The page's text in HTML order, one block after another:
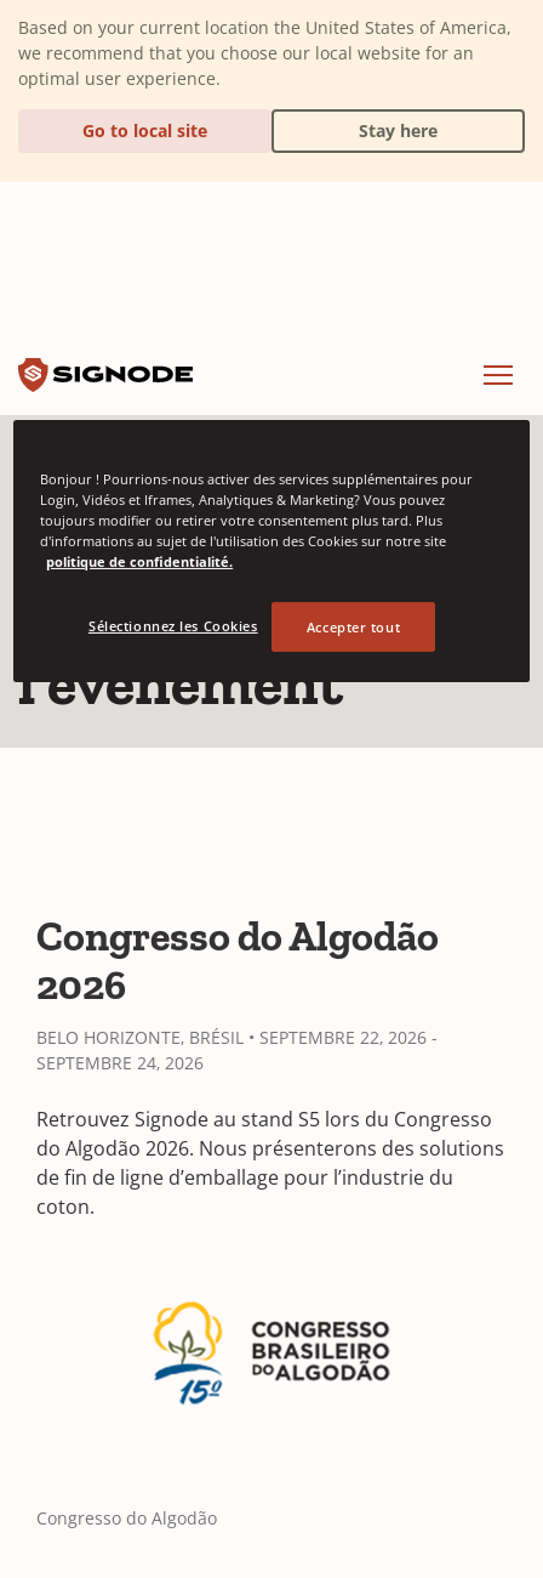
Based on your current location the United States of America,
we recommend that you choose our local website for an
optimal user experience.
Go to local site Stay here
Événements
Détails de
l'événement
Congresso do Algodão
2026
BELO HORIZONTE, BRÉSIL • SEPTEMBRE 22, 2026 -
SEPTEMBRE 24, 2026
Retrouvez Signode au stand S5 lors du Congresso
do Algodão 2026. Nous présenterons des solutions
de fin de ligne d’emballage pour l’industrie du
coton.
Congresso do Algodão
Bonjour ! Pourrions-nous activer des services supplémentaires pour
Login, Vidéos et Iframes, Analytiques & Marketing? Vous pouvez
toujours modifier ou retirer votre consentement plus tard. Plus
d'informations au sujet de l'utilisation des Cookies sur notre site
politique de confidentialité.
Sélectionnez les Cookies Accepter tout